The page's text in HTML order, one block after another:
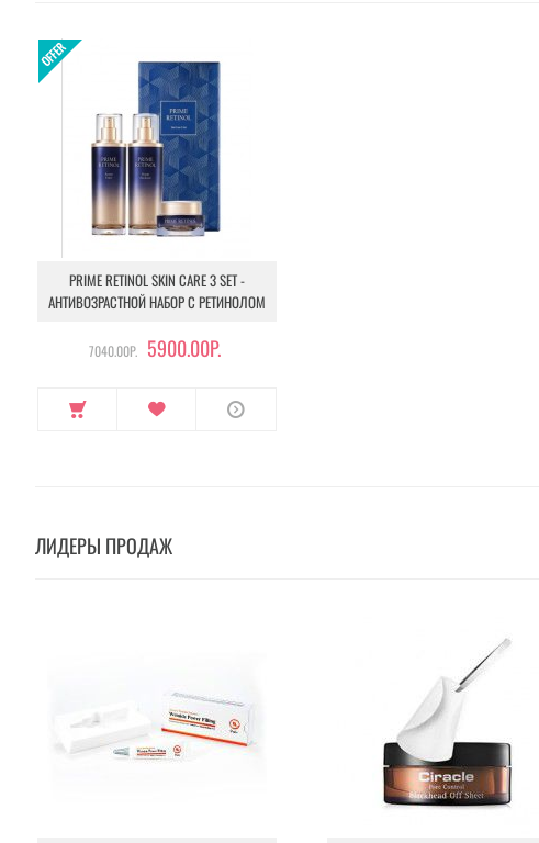
PRIME RETINOL SKIN CARE 3 SET -
АНТИВОЗРАСТНОЙ НАБОР С РЕТИНОЛОМ
7040.00Р. 5900.00Р.
ЛИДЕРЫ ПРОДАЖ